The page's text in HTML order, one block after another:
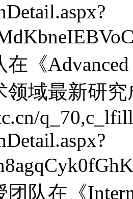
《
领域最新研究
队在《